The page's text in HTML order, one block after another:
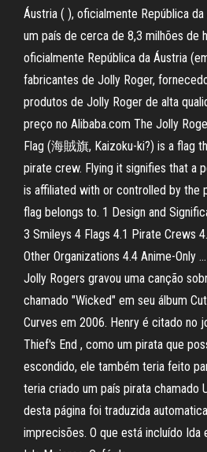
Áustria ( ), oficialmente República
um país de cerca de 8,3 milhões de
oficialmente República da Áustria
fabricantes de Jolly Roger,
produtos de Jolly Roger de alta
preço no Alibaba.com The Jolly
Flag (海賊旗, Kaizoku-ki?) is a flag
pirate crew. Flying it signifies that a
is affiliated with or controlled by the
flag belongs to. 1 Design and
3 Smileys 4 Flags 4.1 Pirate Crews
Other Organizations 4.4 Anime-Only
Jolly Rogers gravou uma canção
chamado "Wicked" em seu álbum
Curves em 2006. Henry é citado no
Thief's End , como um pirata que
escondido, ele também teria feito
teria criado um país pirata chamado
desta página foi traduzida
imprecisões. O que está incluído Ida